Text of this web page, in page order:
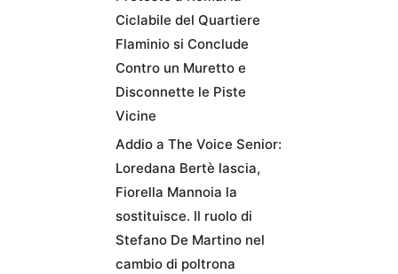
Ciclabile del Quartiere
Flaminio si Conclude
Contro un Muretto e
Disconnette le Piste
Vicine
Addio a The Voice Senior:
Loredana Bertè lascia,
Fiorella Mannoia la
sostituisce. Il ruolo di
Stefano De Martino nel
cambio di poltrona